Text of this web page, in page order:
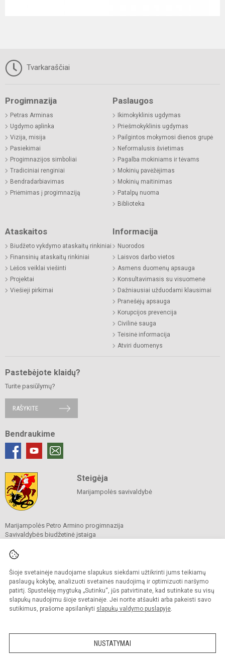
Šioje svetainėje naudojame slapukus siekdami užtikrinti jums teikiamų
paslaugų kokybę, analizuoti svetainės naudojimą ir optimizuoti naršymo
patirtį. Spustelėję mygtuką „Sutinku“, jūs patvirtinate, kad sutinkate su visų
slapukų naudojimu šioje svetainėje. Jei norite atšaukti arba pakeisti savo
sutikimus, prašome apsilankyti slapukų valdymo puslapyje.
NUSTATYMAI
Tvarkaraščiai
Progimnazija
Petras Arminas
Ugdymo aplinka
Vizija, misija
Pasiekimai
Progimnazijos simboliai
Tradiciniai renginiai
Bendradarbiavimas
Priėmimas į progimnaziją
Paslaugos
Ikimokyklinis ugdymas
Priešmokyklinis ugdymas
Pailgintos mokymosi dienos grupė
Neformalusis švietimas
Pagalba mokiniams ir tėvams
Mokinių pavėžėjimas
Mokinių maitinimas
Patalpų nuoma
Biblioteka
Ataskaitos
Biudžeto vykdymo ataskaitų rinkiniai
Finansinių ataskaitų rinkiniai
Lėšos veiklai viešinti
Projektai
Viešieji pirkimai
Informacija
Nuorodos
Laisvos darbo vietos
Asmens duomenų apsauga
Konsultavimasis su visuomene
Dažniausiai užduodami klausimai
Pranešėjų apsauga
Korupcijos prevencija
Civilinė sauga
Teisinė informacija
Atviri duomenys
Pastebėjote klaidų?
Turite pasiūlymų?
RAŠYKITE
Bendraukime
Steigėja
Marijampolės savivaldybė
Marijampolės Petro Armino progimnazija
Savivaldybės biudžetinė įstaiga
Tel./ faks.
El. p.
Duomenys kaupiami ir saugomi
Juridinių asmenų registre
Įmonės kodas 190454587
Kopijuoti turinį be raštiško įstaigos administracijos sutikimo griežtai draudžiama.
Prieinamumo paraiška Slapukų valdymas